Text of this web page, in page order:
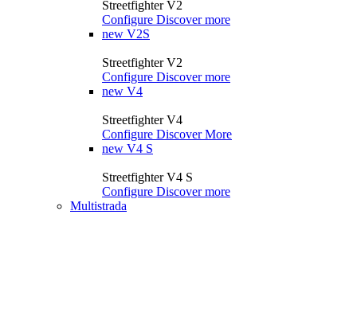
Streetfighter V2
Configure Discover more
new V2S
Streetfighter V2
Configure Discover more
new V4
Streetfighter V4
Configure Discover More
new V4 S
Streetfighter V4 S
Configure Discover more
Multistrada